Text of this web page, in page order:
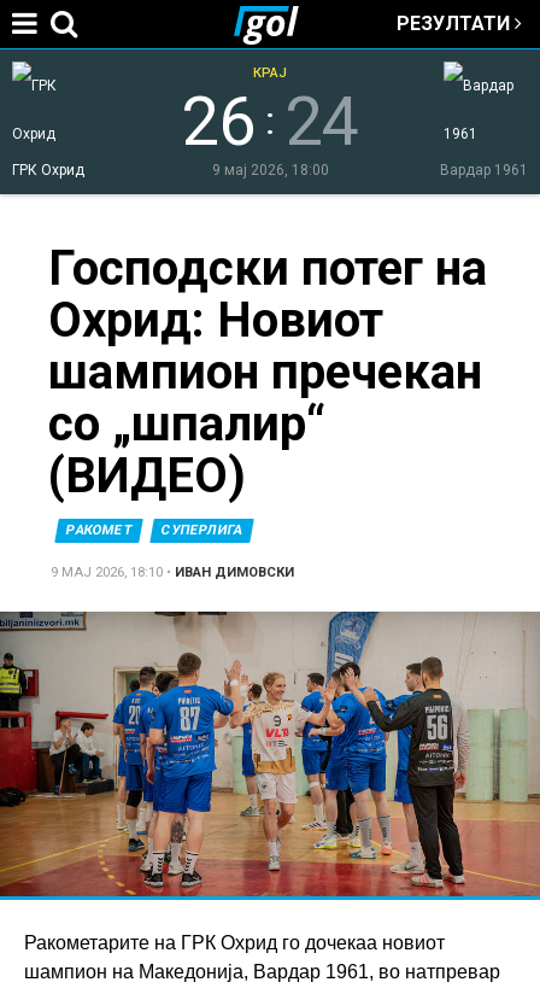
Jump to navigation
РЕЗУЛТАТИ
ГРК Охрид Вардар 1961
26 : 24
КРАЈ
9 мај 2026, 18:00
here
Господски потег на
Охрид: Новиот
шампион пречекан
со „шпалир“
(ВИДЕО)
РАКОМЕТ СУПЕРЛИГА
9 МАЈ 2026, 18:10 • ИВАН ДИМОВСКИ
Ракометарите на ГРК Охрид го дочекаа новиот
шампион на Македонија, Вардар 1961, во натпревар